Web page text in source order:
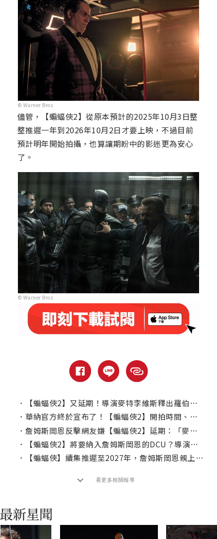
© Warner Bros
儘管，【蝙蝠俠2】從原本預計的2025年10月3日整
整推遲一年到2026年10月2日才要上映，不過目前
預計明年開始拍攝，也算讓期盼中的影迷更為安心
了。
© Warner Bros
．
【蝙蝠俠2】又延期！導演麥特李維斯釋出羅伯派汀森回歸畫面！
． 華納官方終於宣布了！【蝙蝠俠2】開拍時間、上映日期一次看！
． 詹姆斯岡恩反擊網友嫌【蝙蝠俠2】延期：「麥特李維斯沒有欠你們」
．
【蝙蝠俠2】將要納入詹姆斯岡恩的DCU？導演這樣說！
．
【蝙蝠俠】續集推遲至2027年，詹姆斯岡恩親上火線解釋了！
看更多相關報導